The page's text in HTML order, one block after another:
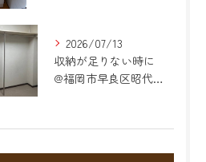
2026/07/13
収納が足りない時に
@福岡市早良区昭代のリフォーム